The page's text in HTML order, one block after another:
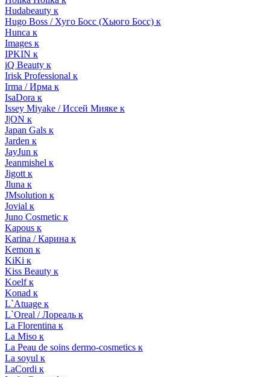
Hudabeauty к
Hugo Boss / Хуго Босс (Хьюго Босс) к
Hunca к
Images к
IPKIN к
iQ Beauty к
Irisk Professional к
Irma / Ирма к
IsaDora к
Issey Miyake / Иссей Мияке к
J|ON к
Japan Gals к
Jarden к
JayJun к
Jeanmishel к
Jigott к
Jluna к
JMsolution к
Jovial к
Juno Cosmetic к
Kapous к
Karina / Карина к
Kemon к
KiKi к
Kiss Beauty к
Koelf к
Konad к
L`Atuage к
L`Oreal / Лореаль к
La Florentina к
La Miso к
La Peau de soins dermo-cosmetics к
La soyul к
LaCordi к